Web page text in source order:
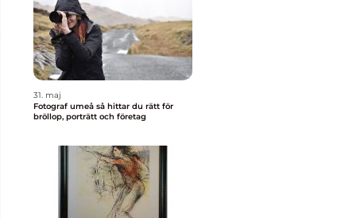
31. maj
Fotograf umeå så hittar du rätt för
bröllop, porträtt och företag